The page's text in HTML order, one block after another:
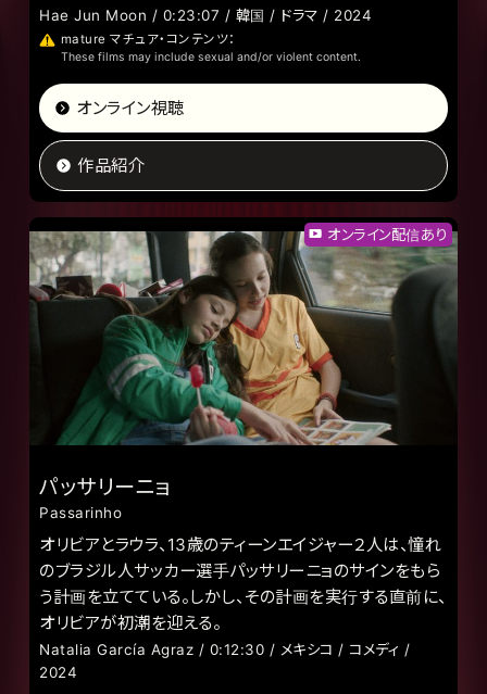
Hae Jun Moon / 0:23:07 / 韓国 / ドラマ / 2024
mature マチュア・コンテンツ：
These films may include sexual and/or violent content.
オンライン視聴
作品紹介
オンライン配信あり
パッサリーニョ
Passarinho
オリビアとラウラ、13歳のティーンエイジャー２人は、憧れ
のブラジル人サッカー選手パッサリーニョのサインをもら
う計画を立てている。しかし、その計画を実行する直前に、
オリビアが初潮を迎える。
Natalia García Agraz / 0:12:30 / メキシコ / コメディ /
2024